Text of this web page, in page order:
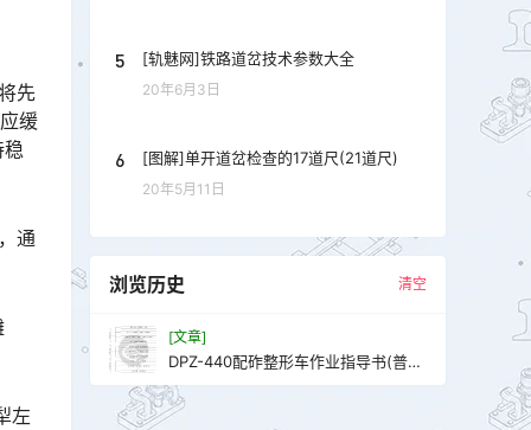
先
缓
通
左
5 [轨魅网]铁路道岔技术参数大全
20年6月3日
6 [图解]单开道岔检查的17道尺(21道尺)
20年5月11日
浏览历史 清空
[文章]
DPZ-440配砟整形车作业指导书(普
速)